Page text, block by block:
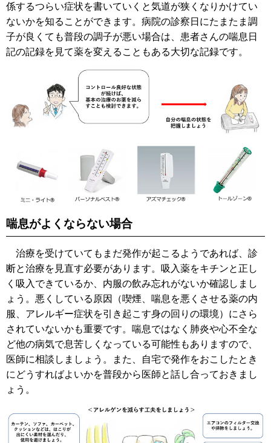
係するつらい症状を書いていくと気道が狭くなりかけてい
ないかを知ることができます。病院の診察日にたまたま調
子が良くても普段の調子が悪い場合は、患者さんの喘息日
記の記録を見て薬を変えることもある大切な記録です。
喘息がよくならない場合
治療を受けていてもまだ発作が起こるようであれば、診
断と治療を見直す必要があります。吸入薬をキチンと正し
く吸入できているか、内服の飲み忘れがないか確認しまし
ょう。悪くしている原因（喫煙、喘息を悪くさせる薬の内
服、アレルギー症状を引き起こす身の回りの環境）にさら
されていないかも重要です。喘息ではなく肺炎や心不全な
ど他の病気で息苦しくなっている可能性もありますので、
医師に相談しましょう。また、自宅で発作をおこしたとき
にどうすればよいかを普段から医師と話し合っておきまし
ょう。